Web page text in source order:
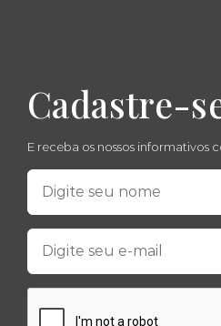
Cadastre-
E receba os nossos informativos